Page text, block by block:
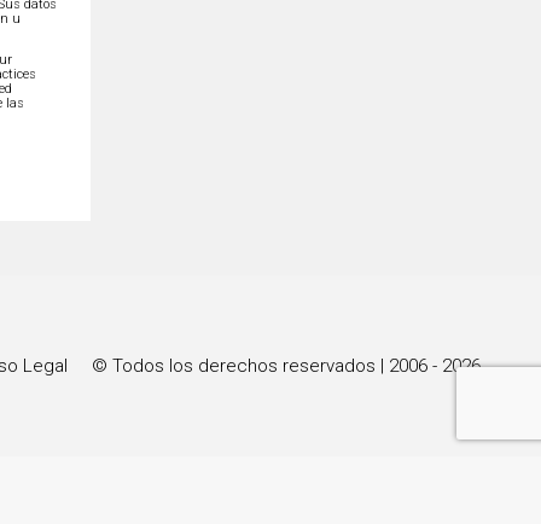
datos
u
las
Legal © Todos los derechos reservados | 2006 - 2026